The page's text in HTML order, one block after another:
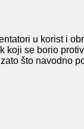
u korist i
koji se borio
što navodno